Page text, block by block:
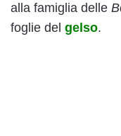
alla famiglia delle
foglie del gelso.